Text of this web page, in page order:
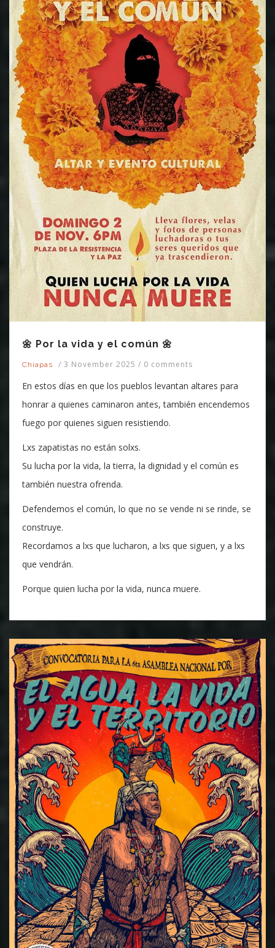
🌼 Por la vida y el común 🌼
Chiapas / 3 November 2025 / 0 comments
En estos días en que los pueblos levantan altares para
honrar a quienes caminaron antes, también encendemos
fuego por quienes siguen resistiendo.
Lxs zapatistas no están solxs.
Su lucha por la vida, la tierra, la dignidad y el común es
también nuestra ofrenda.
Defendemos el común, lo que no se vende ni se rinde, se
construye.
Recordamos a lxs que lucharon, a lxs que siguen, y a lxs
que vendrán.
Porque quien lucha por la vida, nunca muere.